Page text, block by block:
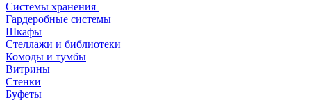
Системы хранения
Гардеробные системы
Шкафы
Стеллажи и библиотеки
Комоды и тумбы
Витрины
Стенки
Буфеты